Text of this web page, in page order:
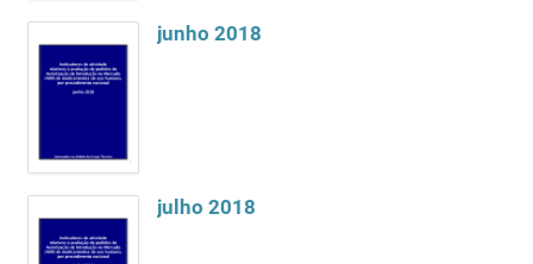
junho 2018
julho 2018